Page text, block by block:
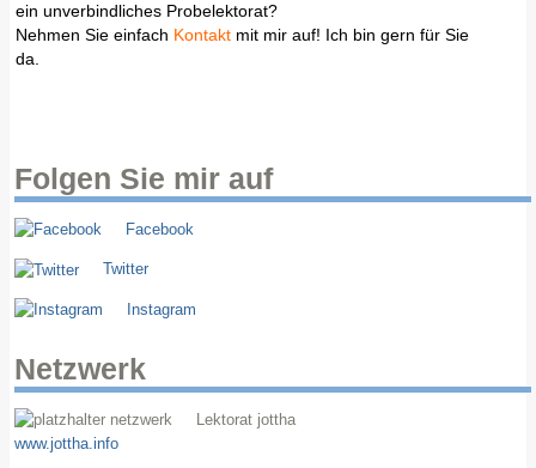
ein unverbindliches Probelektorat?
Nehmen Sie einfach Kontakt mit mir auf! Ich bin gern für Sie
da.
Folgen Sie mir auf
Facebook
Twitter
Instagram
Netzwerk
Lektorat jottha
www.jottha.info